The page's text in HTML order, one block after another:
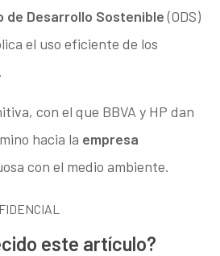
de Desarrollo Sostenible(ODS)
el uso eficiente de los
con el que BBVA y HP dan
hacia la empresa
con el medio ambiente.
este artículo?